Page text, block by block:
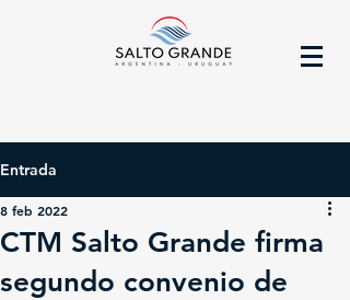
Entrada
CTM Salto Grande firma
segundo convenio de
8 feb 2022